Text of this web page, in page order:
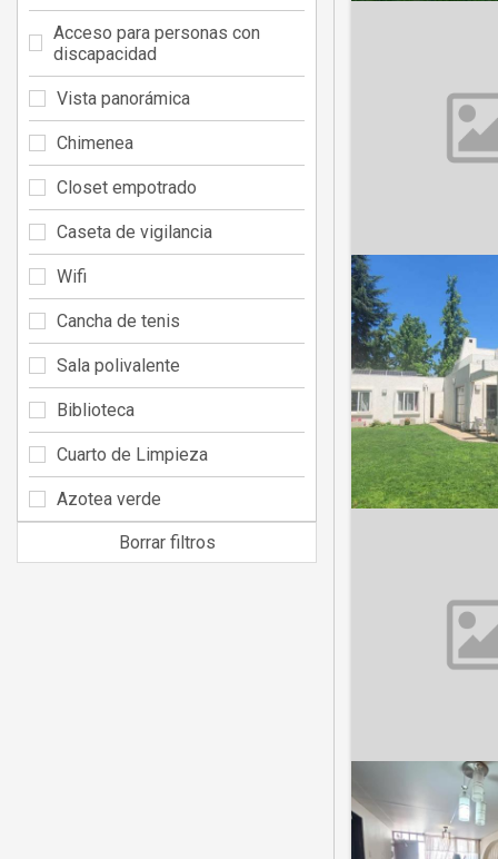
Acceso para personas con
discapacidad
Vista panorámica
Chimenea
Closet empotrado
Caseta de vigilancia
Wifi
Cancha de tenis
Sala polivalente
Biblioteca
Cuarto de Limpieza
Azotea verde
Borrar filtros